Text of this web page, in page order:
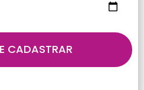
CADASTRAR